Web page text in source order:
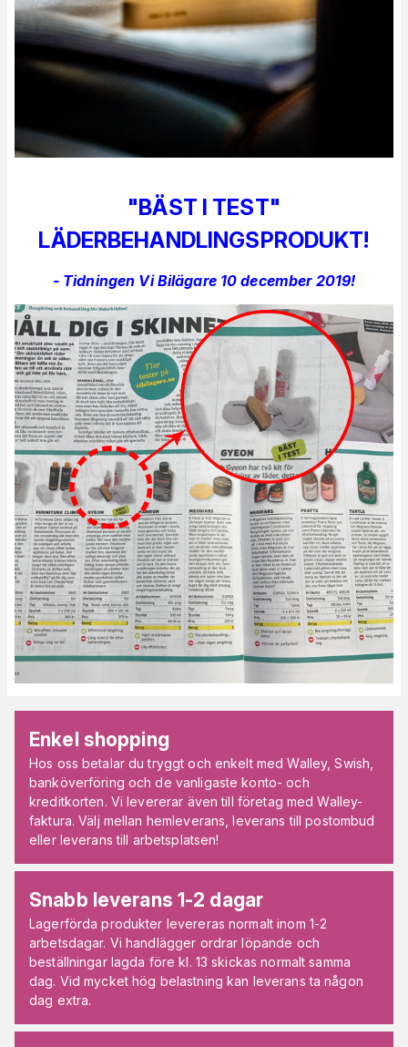
"BÄST I TEST"
LÄDERBEHANDLINGSPRODUKT!
- Tidningen Vi Bilägare 10 december 2019!
Enkel shopping
Hos oss betalar du tryggt och enkelt med Walley, Swish,
banköverföring och de vanligaste konto- och
kreditkorten. Vi levererar även till företag med Walley-
faktura. Välj mellan hemleverans, leverans till postombud
eller leverans till arbetsplatsen!
Snabb leverans 1-2 dagar
Lagerförda produkter levereras normalt inom 1-2
arbetsdagar. Vi handlägger ordrar löpande och
beställningar lagda före kl. 13 skickas normalt samma
dag. Vid mycket hög belastning kan leverans ta någon
dag extra.